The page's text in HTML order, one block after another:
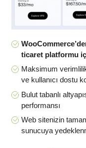
ticaret platformu
Maksimum
ve kullanıcı dostu
Bulut tabanlı
performansı
Web sitenizin
sunucuya